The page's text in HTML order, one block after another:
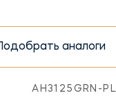
Подобрать аналоги
AH3125GRN-PL